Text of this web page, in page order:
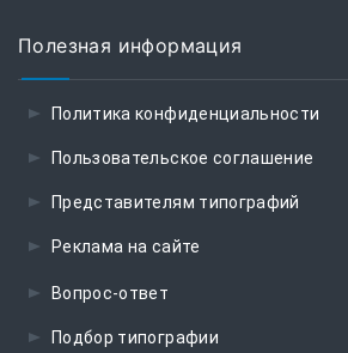
Полезная информация
Политика конфиденциальности
Пользовательское соглашение
Представителям типографий
Реклама на сайте
Вопрос-ответ
Подбор типографии